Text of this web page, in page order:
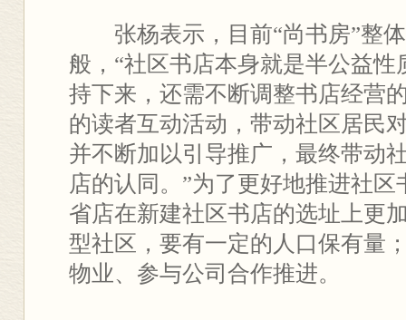
张杨表示，目前“尚书房”整体
般，“社区书店本身就是半公益
持下来，还需不断调整书店经营
的读者互动活动，带动社区居民
并不断加以引导推广，最终带动
店的认同。”为了更好地推进社
省店在新建社区书店的选址上更
型社区，要有一定的人口保有量
物业、参与公司合作推进。